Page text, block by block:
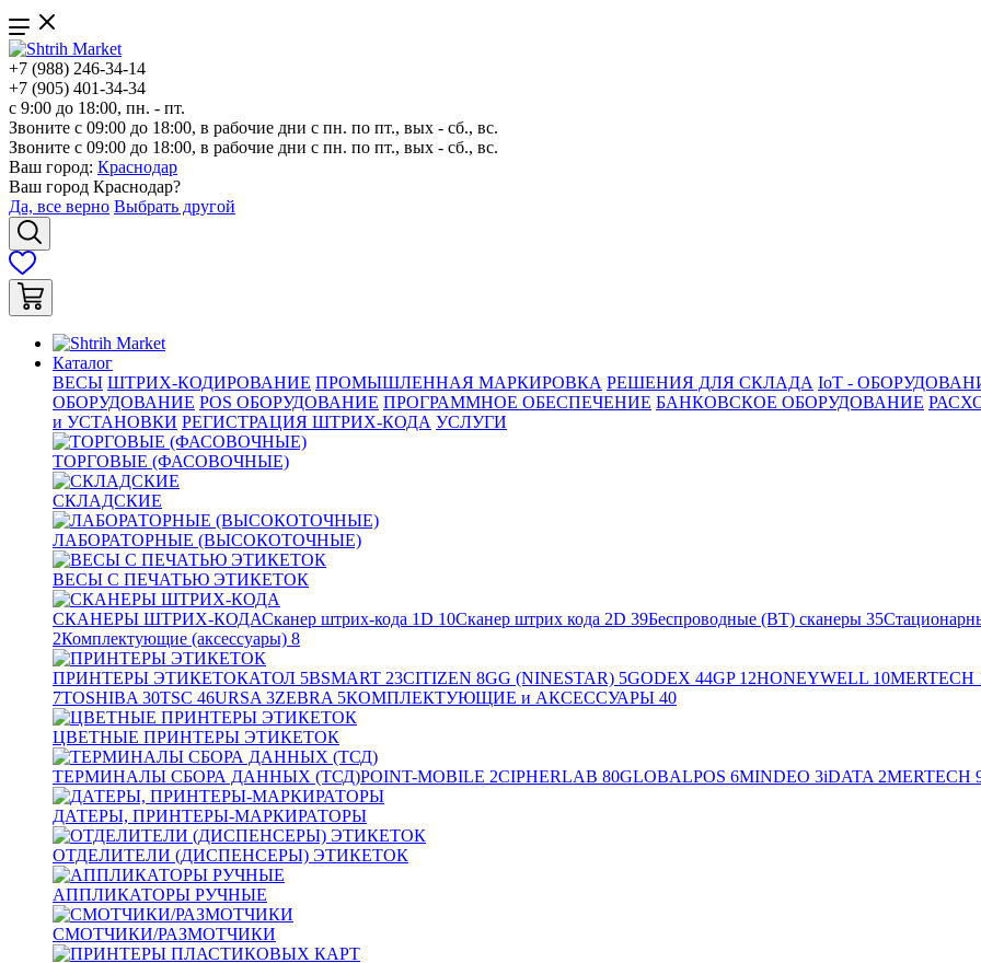
+7 (988) 246-34-14
+7 (905) 401-34-34
с 9:00 до 18:00, пн. - пт.
Звоните с 09:00 до 18:00, в рабочие дни с пн. по пт., вых - сб., вс.
Звоните с 09:00 до 18:00, в рабочие дни с пн. по пт., вых - сб., вс.
Ваш город: Краснодар
Ваш город Краснодар?
Да, все верно Выбрать другой
Каталог
ВЕСЫ ШТРИХ-КОДИРОВАНИЕ ПРОМЫШЛЕННАЯ МАРКИРОВКА РЕШЕНИЯ ДЛЯ СКЛАДА IoT -
ОБОРУДОВАНИЕ POS ОБОРУДОВАНИЕ ПРОГРАММНОЕ ОБЕСПЕЧЕНИЕ БАНКОВСКОЕ ОБОРУДОВАНИЕ
и УСТАНОВКИ РЕГИСТРАЦИЯ ШТРИХ-КОДА УСЛУГИ
ТОРГОВЫЕ (ФАСОВОЧНЫЕ)
СКЛАДСКИЕ
ЛАБОРАТОРНЫЕ (ВЫСОКОТОЧНЫЕ)
ВЕСЫ С ПЕЧАТЬЮ ЭТИКЕТОК
СКАНЕРЫ ШТРИХ-КОДАСканер штрих-кода 1D 10Сканер штрих кода 2D 39Беспроводные (BT) сканеры 35
2Комплектующие (аксессуары) 8
ПРИНТЕРЫ ЭТИКЕТОКАТОЛ 5BSMART 23CITIZEN 8GG (NINESTAR) 5GODEX 44GP12HONEYWELL 10MERTECH
7TOSHIBA 30TSC 46URSA 3ZEBRA 5КОМПЛЕКТУЮЩИЕ и АКСЕССУАРЫ 40
ЦВЕТНЫЕ ПРИНТЕРЫ ЭТИКЕТОК
ТЕРМИНАЛЫ СБОРА ДАННЫХ (ТСД)POINT-MOBILE 2CIPHERLAB 80GLOBALPOS 6MINDEO 3iDATA 2MERTECH
ДАТЕРЫ, ПРИНТЕРЫ-МАРКИРАТОРЫ
ОТДЕЛИТЕЛИ (ДИСПЕНСЕРЫ) ЭТИКЕТОК
АППЛИКАТОРЫ РУЧНЫЕ
СМОТЧИКИ/РАЗМОТЧИКИ